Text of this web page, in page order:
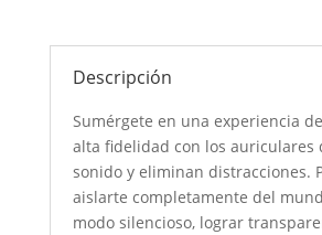
Descripción
Sumérgete en una experiencia
alta fidelidad con los auriculares
sonido y eliminan distracciones.
aislarte completamente del
modo silencioso, lograr